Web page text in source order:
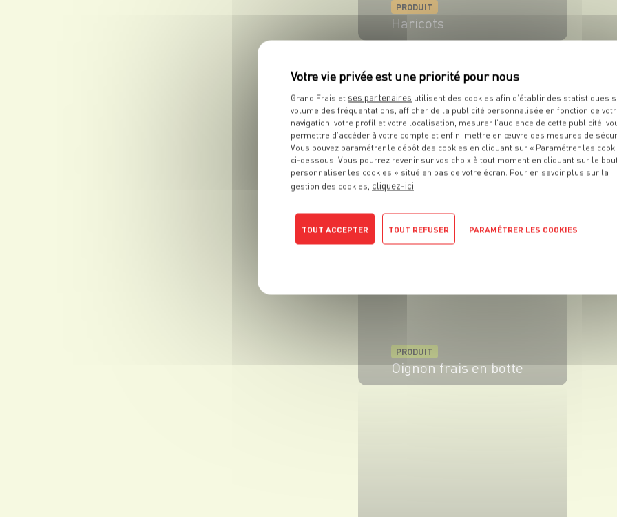
PRODUIT
Haricots
PRODUIT
Haricot coco plat
VOIR LE PRODUIT
PRODUIT
Oignon frais en botte
Grand Frais et ses partenaires utilisent des cookies afin d’établir des statistiques
volume des fréquentations, afficher de la publicité personnalisée en fonction de
navigation, votre profil et votre localisation, mesurer l’audience de cette publicité,
permettre d’accéder à votre compte et enfin, mettre en œuvre des mesures de
Vous pouvez paramétrer le dépôt des cookies en cliquant sur « Paramétrer les
ci-dessous. Vous pourrez revenir sur vos choix à tout moment en cliquant sur le
personnaliser les cookies » situé en bas de votre écran. Pour en savoir plus sur la
gestion des cookies, cliquez-ici
TOUT ACCEPTER TOUT REFUSER PARAMÉTRER LES COOKIES